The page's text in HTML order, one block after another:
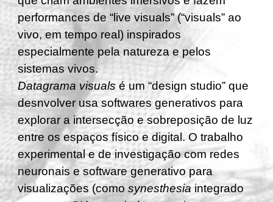
performances de “live visuals” (“visuals” ao
vivo, em tempo real) inspirados
especialmente pela natureza e pelos
sistemas vivos.
Datagrama visuals é um “design studio” que
desnvolver usasoftwares generativos para
explorar a intersecção e sobreposição de luz
entre os espaços físico e digital. O trabalho
experimental e de investigação com redes
neuronais e software generativo para
visualizações (como synesthesia integrado